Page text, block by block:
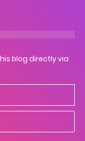
blog directly via